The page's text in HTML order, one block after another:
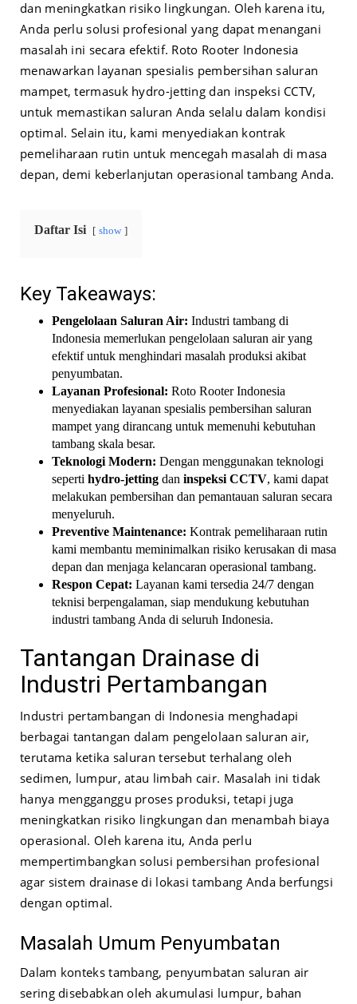
dan meningkatkan risiko lingkungan. Oleh karena itu,
Anda perlu solusi profesional yang dapat menangani
masalah ini secara efektif. Roto Rooter Indonesia
menawarkan layanan spesialis pembersihan saluran
mampet, termasuk hydro-jetting dan inspeksi CCTV,
untuk memastikan saluran Anda selalu dalam kondisi
optimal. Selain itu, kami menyediakan kontrak
pemeliharaan rutin untuk mencegah masalah di masa
depan, demi keberlanjutan operasional tambang Anda.
Daftar Isi show
Key Takeaways:
Pengelolaan Saluran Air: Industri tambang di
Indonesia memerlukan pengelolaan saluran air yang
efektif untuk menghindari masalah produksi akibat
penyumbatan.
Layanan Profesional: Roto Rooter Indonesia
menyediakan layanan spesialis pembersihan saluran
mampet yang dirancang untuk memenuhi kebutuhan
tambang skala besar.
Teknologi Modern: Dengan menggunakan teknologi
seperti hydro-jetting dan inspeksi CCTV, kami dapat
melakukan pembersihan dan pemantauan saluran secara
menyeluruh.
Preventive Maintenance: Kontrak pemeliharaan rutin
kami membantu meminimalkan risiko kerusakan di masa
depan dan menjaga kelancaran operasional tambang.
Respon Cepat: Layanan kami tersedia 24/7 dengan
teknisi berpengalaman, siap mendukung kebutuhan
industri tambang Anda di seluruh Indonesia.
Tantangan Drainase di
Industri Pertambangan
Industri pertambangan di Indonesia menghadapi
berbagai tantangan dalam pengelolaan saluran air,
terutama ketika saluran tersebut terhalang oleh
sedimen, lumpur, atau limbah cair. Masalah ini tidak
hanya mengganggu proses produksi, tetapi juga
meningkatkan risiko lingkungan dan menambah biaya
operasional. Oleh karena itu, Anda perlu
mempertimbangkan solusi pembersihan profesional
agar sistem drainase di lokasi tambang Anda berfungsi
dengan optimal.
Masalah Umum Penyumbatan
Dalam konteks tambang, penyumbatan saluran air
sering disebabkan oleh akumulasi lumpur, bahan